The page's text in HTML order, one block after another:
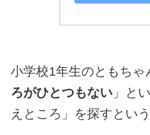
小学校1年生のともちゃ
ろがひとつもない 」と
えところ」を探すという